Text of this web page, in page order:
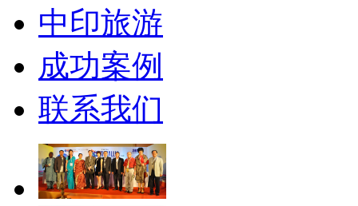
中印旅游
成功案例
联系我们